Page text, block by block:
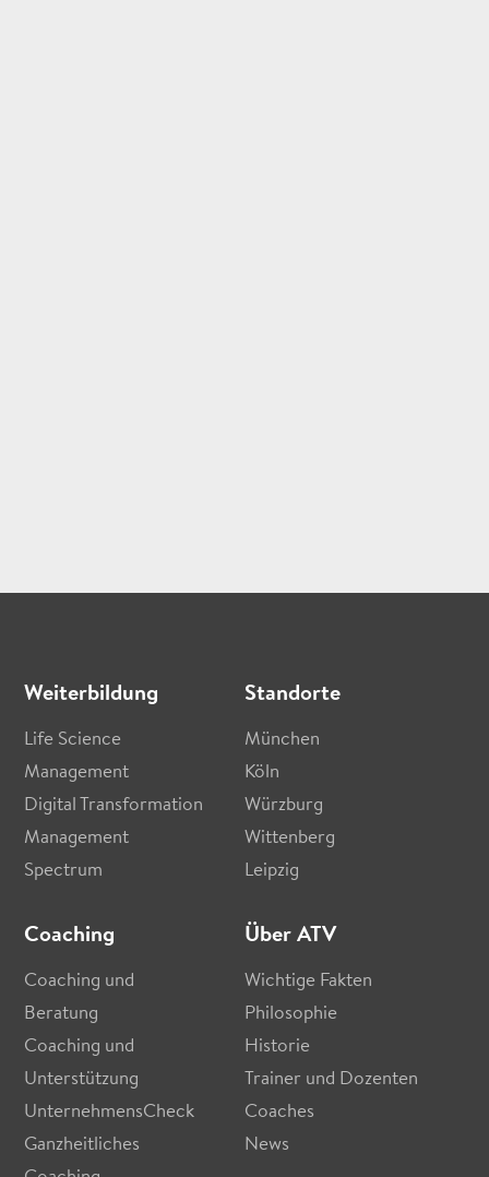
Weiterbildung
Life Science
Management
Digital Transformation
Management
Spectrum
Coaching
Coaching und
Beratung
Coaching und
Unterstützung
UnternehmensCheck
Ganzheitliches
Standorte
München
Köln
Würzburg
Wittenberg
Leipzig
Über ATV
Wichtige Fakten
Philosophie
Historie
Trainer und Dozenten
Coaches
News